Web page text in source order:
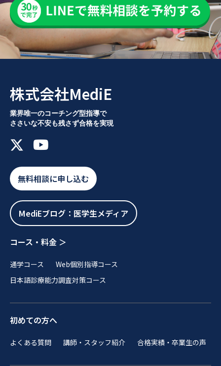
株式会社MediE
業界唯一のコーチング型指導で
ささいな不安も残さず合格を実現
無料相談に申し込む
MediEブログ：医学生メディア
コース・料金 ＞
通学コース
Web個別指導コース
日本語診療能力調査対策コース
初めての方へ
よくある質問 講師・スタッフ紹介 合格実績・卒業生の声